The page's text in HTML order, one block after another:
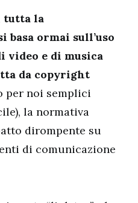
tutta la
basa ormai sull’uso
video e di musica
da copyright
per noi semplici
la normativa
dirompente su
di comunicazione